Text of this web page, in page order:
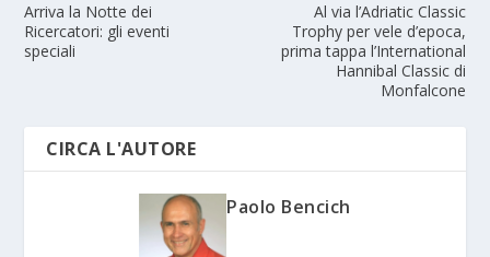
Arriva la Notte dei
Ricercatori: gli eventi
speciali
Al via l’Adriatic Classic
Trophy per vele d’epoca,
prima tappa l’International
Hannibal Classic di
Monfalcone
CIRCA L'AUTORE
Paolo Bencich